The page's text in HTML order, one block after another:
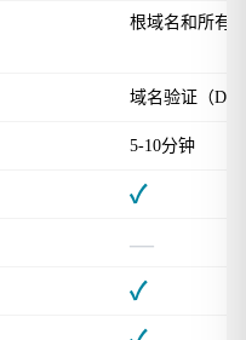
根域名和所有
域名验证（DV
5-10分钟
✓
—
✓